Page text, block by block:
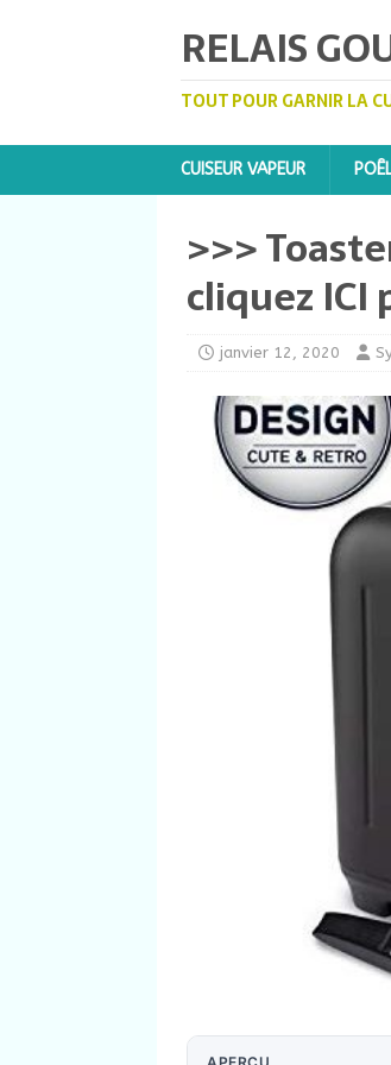
RELAIS
TOUT POUR GARNIR LA
CUISEUR VAPEUR
>>>
cliquez
janvier 12, 2020